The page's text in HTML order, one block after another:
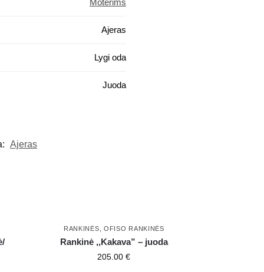
Moterims
Ajeras
Lygi oda
Juoda
Ajeras
RANKINĖS OFISO RANKINĖS
Rankinė ,,Kakava” – juoda
205.00€